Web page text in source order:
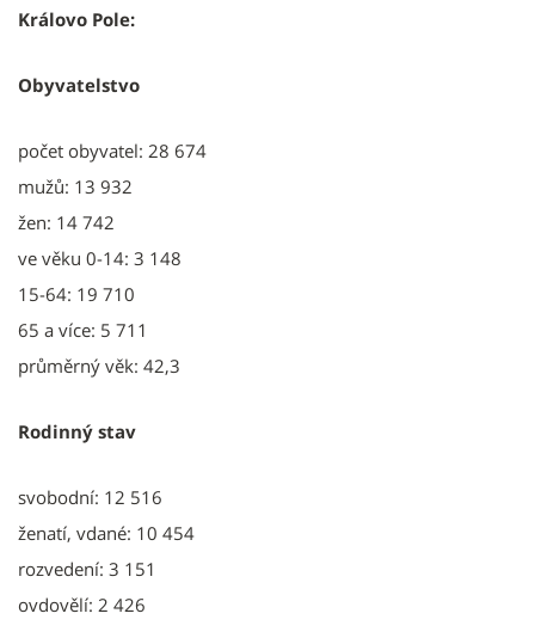
Královo Pole:
Obyvatelstvo
počet obyvatel: 28 674
mužů: 13 932
žen: 14 742
ve věku 0-14: 3 148
15-64: 19 710
65 a více: 5 711
průměrný věk: 42,3
Rodinný stav
svobodní: 12 516
ženatí, vdané: 10 454
rozvedení: 3 151
ovdovělí: 2 426